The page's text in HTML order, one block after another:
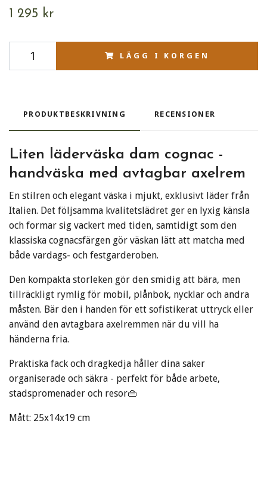
1 295 kr
LÄGG I KORGEN
PRODUKTBESKRIVNING RECENSIONER
Liten läderväska dam cognac -
handväska med avtagbar axelrem
En stilren och elegant väska i mjukt, exklusivt läder från
Italien. Det följsamma kvalitetslädret ger en lyxig känsla
och formar sig vackert med tiden, samtidigt som den
klassiska cognacsfärgen gör väskan lätt att matcha med
både vardags- och festgarderoben.
Den kompakta storleken gör den smidig att bära, men
tillräckligt rymlig för mobil, plånbok, nycklar och andra
måsten. Bär den i handen för ett sofistikerat uttryck eller
använd den avtagbara axelremmen när du vill ha
händerna fria.
Praktiska fack och dragkedja håller dina saker
organiserade och säkra - perfekt för både arbete,
stadspromenader och resor👜
Mått: 25x14x19 cm